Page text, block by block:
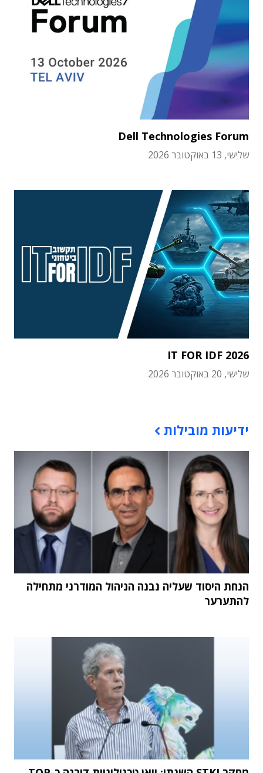
Dell Technologies Forum
שלישי, 13 באוקטובר 2026
IT FOR IDF 2026
שלישי, 20 באוקטובר 2026
ידיעות מובילות
הנחת היסוד שעליה נבנה הניהול המודרני מתחילה
להתערער